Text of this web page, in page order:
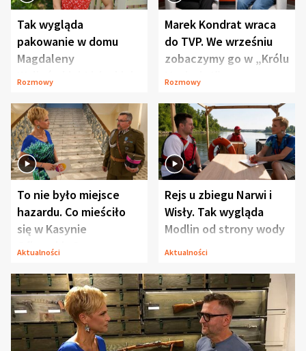
Tak wygląda
pakowanie w domu
Magdaleny
Waligórskiej-Lisieckiej.
Rozmowy
Marek Kondrat wraca
do TVP. We wrześniu
zobaczymy go w „Królu
Maciusiu I”
Rozmowy
To nie było miejsce
hazardu. Co mieściło
się w Kasynie
Oficerskim?
Aktualności
Rejs u zbiegu Narwi i
Wisły. Tak wygląda
Modlin od strony wody
Aktualności